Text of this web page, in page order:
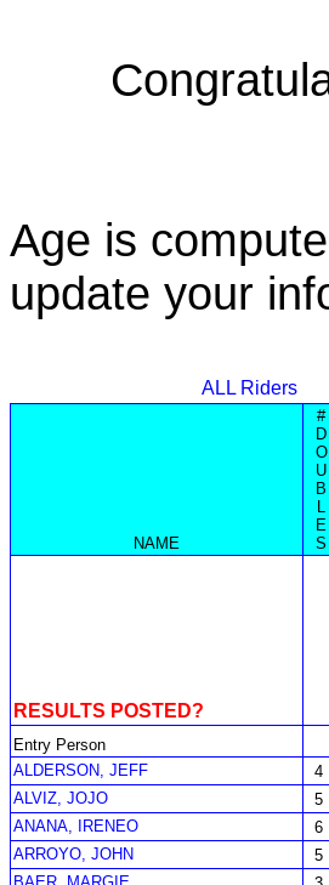
Age is
update your
ALL Riders
NAME
#
D
O
U
B
L
E
S
RESULTS POSTED?
Entry Person
ALDERSON, JEFF
4
ALVIZ, JOJO
5
ANANA, IRENEO
6
ARROYO, JOHN
5